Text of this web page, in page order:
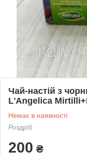
Чай-настій з
L'Angelica
Немає в наявності
Роздріб
200 ₴